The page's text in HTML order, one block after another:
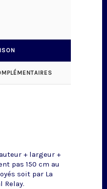
+ largeur +
pas 150 cm au
soit par La
Relay.